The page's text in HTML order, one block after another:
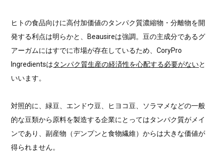
ヒトの食品向けに高付加価値のタンパク質濃縮物・分離物を開
発する利点は明らかと、Beausireは強調。豆の主成分であるグ
アーガムにはすでに市場が存在しているため、CoryPro
Ingredientsはタンパク質生産の経済性を心配する必要がないと
いいます。
対照的に、緑豆、エンドウ豆、ヒヨコ豆、ソラマメなどの一般
的な豆類から原料を製造する企業にとってはタンパク質がメイ
ンであり、副産物（デンプンと食物繊維）からは大きな価値が
得られません。